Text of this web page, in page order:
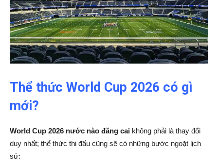
Thể thức World Cup 2026 có gì
mới?
World Cup 2026 nước nào đăng cai không phải là thay đổi
duy nhất; thể thức thi đấu cũng sẽ có những bước ngoặt lịch
sử: